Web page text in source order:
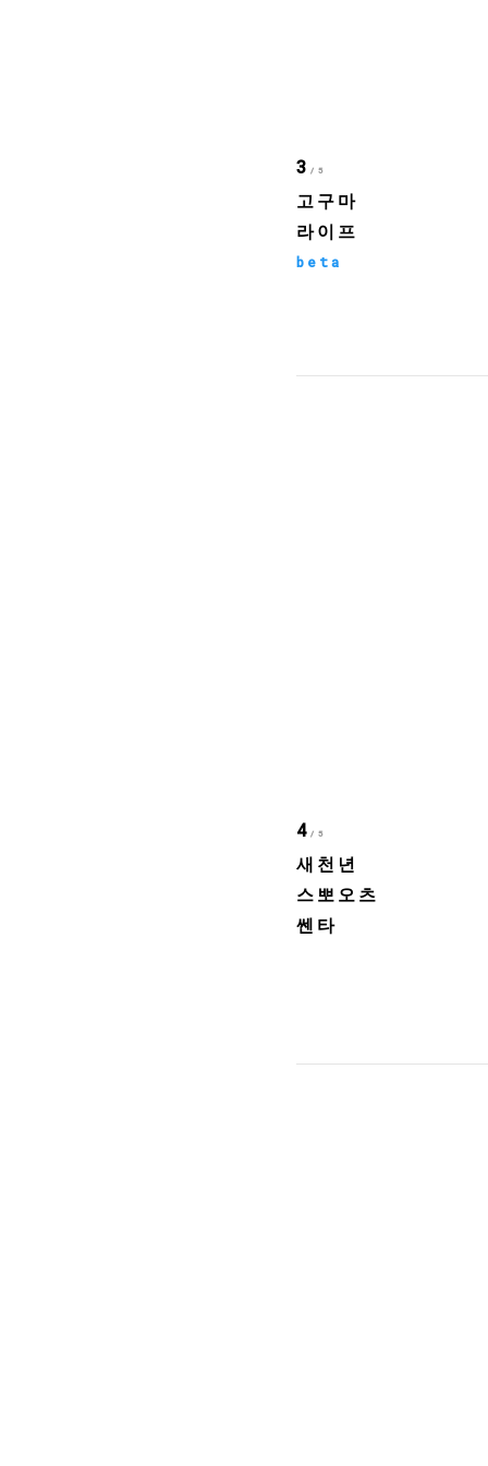
3 /5
고구마
라이프
beta
4 /5
새천년
스뽀오츠
쎈타